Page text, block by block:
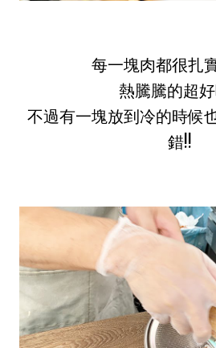
每一塊肉都很扎
熱騰騰的超
不過有一塊放到冷的時候
錯!!